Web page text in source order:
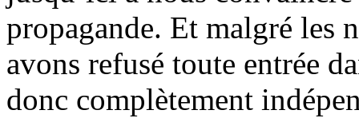
propagande. Et malgré les
avons refusé toute entrée
donc complètement